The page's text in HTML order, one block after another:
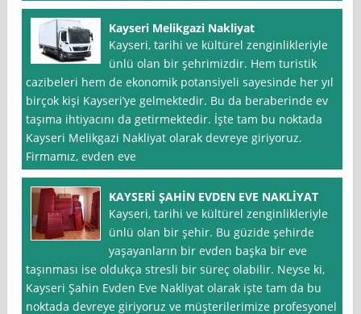
Kayseri Melikgazi Nakliyat
Kayseri, tarihi ve kültürel zenginlikleriyle
ünlü olan bir şehrimizdir. Hem turistik
cazibeleri hem de ekonomik potansiyeli sayesinde her yıl
birçok kişi Kayseri’ye gelmektedir. Bu da beraberinde ev
taşıma ihtiyacını da getirmektedir. İşte tam bu noktada
Kayseri Melikgazi Nakliyat olarak devreye giriyoruz.
Firmamız, evden eve
KAYSERİ ŞAHİN EVDEN EVE NAKLİYAT
Kayseri, tarihi ve kültürel zenginlikleriyle
ünlü olan bir şehir. Bu güzide şehirde
yaşayanların bir evden başka bir eve
taşınması ise oldukça stresli bir süreç olabilir. Neyse ki,
Kayseri Şahin Evden Eve Nakliyat olarak işte tam da bu
noktada devreye giriyoruz ve müşterilerimize profesyonel